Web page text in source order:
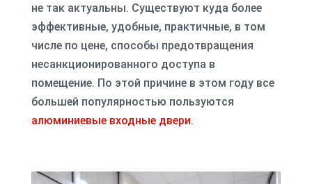
не так актуальны. Существуют куда более
эффективные, удобные, практичные, в том
числе по цене, способы предотвращения
несанкционированного доступа в
помещение. По этой причине в этом году все
большей популярностью пользуются
алюминиевые входные двери.